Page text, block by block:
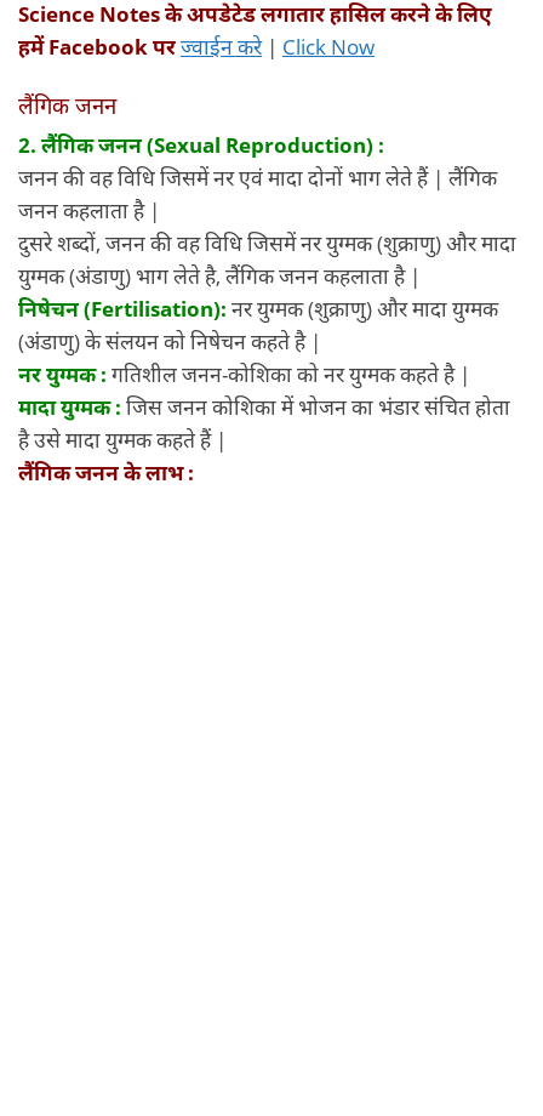
Science Notesके अपडेटेड लगातार हासिल करने के लिए
हमें Facebookपरज्वाईन करे| Click Now
लैंगिक जनन
2. लैंगिकजनन (Sexual Reproduction) :
जनन की वह विधि जिसमें नर एवं मादा दोनों भाग लेते हैं | लैंगिक
जनन कहलाता है |
दुसरे शब्दों, जनन की वह विधि जिसमें नर युग्मक (शुक्राणु) और मादा
युग्मक (अंडाणु) भाग लेते है, लैंगिक जनन कहलाता है |
निषेचन (Fertilisation): नर युग्मक (शुक्राणु) और मादा युग्मक
(अंडाणु) के संलयन को निषेचन कहते है |
नर युग्मक : गतिशील जनन-कोशिका को नर युग्मक कहते है |
मादा युग्मक : जिस जनन कोशिका में भोजन का भंडार संचित होता
है उसे मादा युग्मक कहते हैं |
लैंगिक जनन के लाभ :